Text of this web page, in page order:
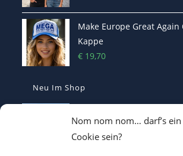
Nom nom nom… darf’s ein
Cookie sein?
Make Europe Great Again
Kappe
€ 19,70
Neu Im Shop
Hysterikern für
€22,00